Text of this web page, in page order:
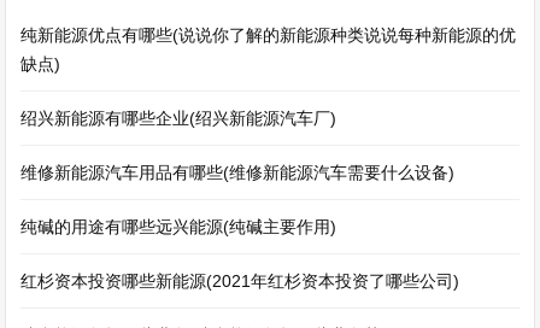
纯新能源优点有哪些(说说你了解的新能源种类说说每种新能源的优
缺点)
绍兴新能源有哪些企业(绍兴新能源汽车厂)
维修新能源汽车用品有哪些(维修新能源汽车需要什么设备)
纯碱的用途有哪些远兴能源(纯碱主要作用)
红杉资本投资哪些新能源(2021年红杉资本投资了哪些公司)